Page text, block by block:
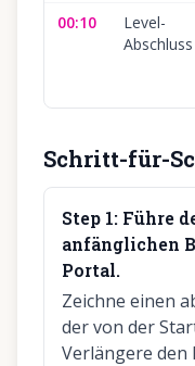
00:10
Level-
Abschluss
Schritt-für-
Step 1: Führe
anfänglichen
Portal.
Zeichne einen
der von der
Verlängere den